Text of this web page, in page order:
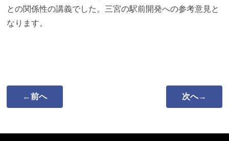
との関係性の講義でした。三宮の駅前開発への参考意見と
なります。
←前へ 次へ→